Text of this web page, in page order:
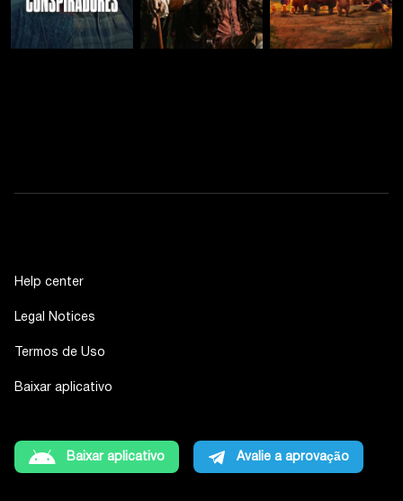
Help center
Legal Notices
Termos de Uso
Baixar aplicativo
Baixar aplicativo Avalie a aprovação